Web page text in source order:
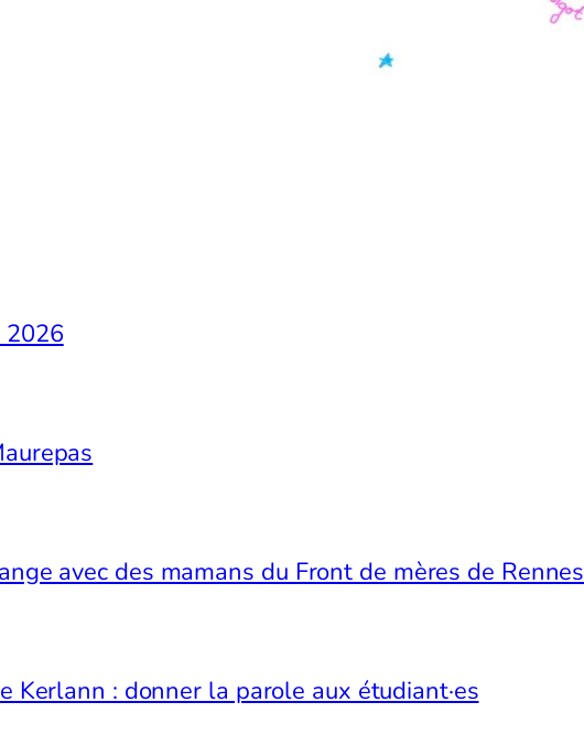
2026
avec des mamans du Front de mères de Rennes
: donner la parole aux étudiant·es